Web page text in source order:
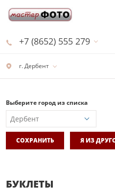
г. Дербент
+7 (8652) 555 279
Выберите город из списка
СОХРАНИТЬ Я ИЗ
БУКЛЕТЫ